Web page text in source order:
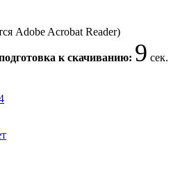
Adobe Acrobat Reader)
к скачиванию: 9 сек.